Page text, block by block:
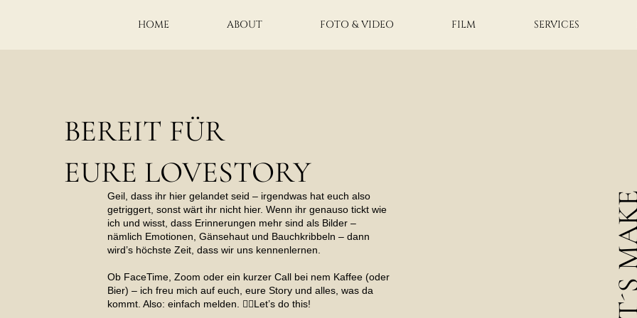
HOME ABOUT FOTO & VIDEO FILM SERVICES
BEREIT FÜR
EURE LOVESTORY
Geil, dass ihr hier gelandet seid – irgendwas hat euch also
getriggert, sonst wärt ihr nicht hier. Wenn ihr genauso tickt wie
ich und wisst, dass Erinnerungen mehr sind als Bilder –
nämlich Emotionen, Gänsehaut und Bauchkribbeln – dann
wird’s höchste Zeit, dass wir uns kennenlernen.
Ob FaceTime, Zoom oder ein kurzer Call bei nem Kaffee (oder
Bier) – ich freu mich auf euch, eure Story und alles, was da
kommt. Also: einfach melden. ✌🏻Let’s do this!